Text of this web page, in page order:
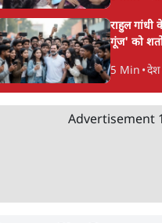
राहुल गांधी
गूंज' को
5 Min •देश
Advertisement